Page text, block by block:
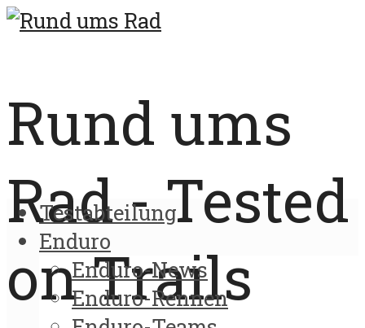
Rund ums
Rad - Tested
on Trails
Testabteilung
Enduro
Enduro-News
Enduro-Rennen